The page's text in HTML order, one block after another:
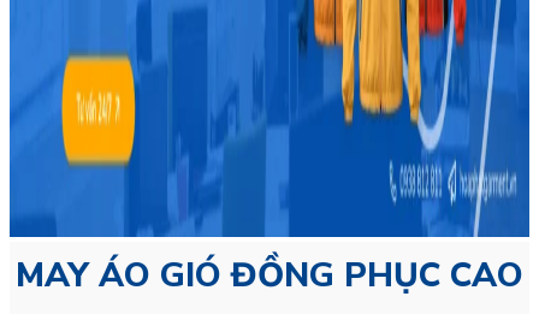
MAY ÁO GIÓ ĐỒNG PHỤC CAO